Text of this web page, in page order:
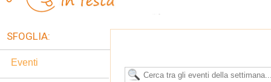
SFOGLIA:
Eventi